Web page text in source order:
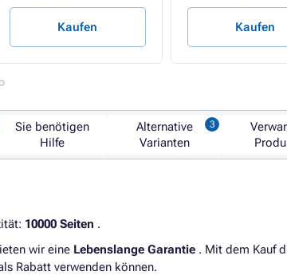
Kaufen Kaufen
Sie benötigen
Hilfe
Alternative
Varianten
10000 Seiten .
wir eine Lebenslange Garantie . Mit dem Kauf
Rabatt verwenden können.